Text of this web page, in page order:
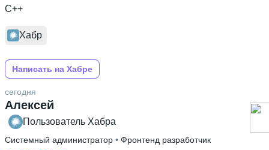
C++
Хабр
Написать на Хабре
Алексей
сегодня
Пользователь Хабра
Системный администратор • Фронтенд разработчик